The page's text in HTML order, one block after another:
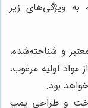
به ویژگی‌های زیر
و شناخته‌شده،
اولیه مرغوب،
بود.
و طراحی پمپ